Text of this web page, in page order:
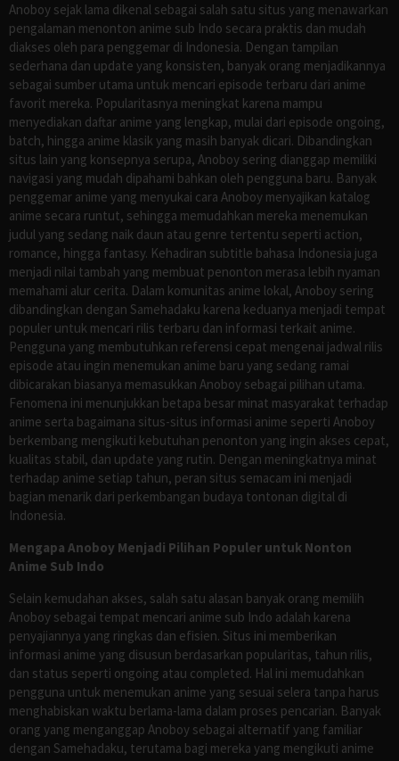
Anoboy sejak lama dikenal sebagai salah satu situs yang menawarkan
pengalaman menonton anime sub Indo secara praktis dan mudah
diakses oleh para penggemar di Indonesia. Dengan tampilan
sederhana dan update yang konsisten, banyak orang menjadikannya
sebagai sumber utama untuk mencari episode terbaru dari anime
favorit mereka. Popularitasnya meningkat karena mampu
menyediakan daftar anime yang lengkap, mulai dari episode ongoing,
batch, hingga anime klasik yang masih banyak dicari. Dibandingkan
situs lain yang konsepnya serupa, Anoboy sering dianggap memiliki
navigasi yang mudah dipahami bahkan oleh pengguna baru. Banyak
penggemar anime yang menyukai cara Anoboy menyajikan katalog
anime secara runtut, sehingga memudahkan mereka menemukan
judul yang sedang naik daun atau genre tertentu seperti action,
romance, hingga fantasy. Kehadiran subtitle bahasa Indonesia juga
menjadi nilai tambah yang membuat penonton merasa lebih nyaman
memahami alur cerita. Dalam komunitas anime lokal, Anoboy sering
dibandingkan dengan Samehadaku karena keduanya menjadi tempat
populer untuk mencari rilis terbaru dan informasi terkait anime.
Pengguna yang membutuhkan referensi cepat mengenai jadwal rilis
episode atau ingin menemukan anime baru yang sedang ramai
dibicarakan biasanya memasukkan Anoboy sebagai pilihan utama.
Fenomena ini menunjukkan betapa besar minat masyarakat terhadap
anime serta bagaimana situs-situs informasi anime seperti Anoboy
berkembang mengikuti kebutuhan penonton yang ingin akses cepat,
kualitas stabil, dan update yang rutin. Dengan meningkatnya minat
terhadap anime setiap tahun, peran situs semacam ini menjadi
bagian menarik dari perkembangan budaya tontonan digital di
Indonesia.
Mengapa Anoboy Menjadi Pilihan Populer untuk Nonton
Anime Sub Indo
Selain kemudahan akses, salah satu alasan banyak orang memilih
Anoboy sebagai tempat mencari anime sub Indo adalah karena
penyajiannya yang ringkas dan efisien. Situs ini memberikan
informasi anime yang disusun berdasarkan popularitas, tahun rilis,
dan status seperti ongoing atau completed. Hal ini memudahkan
pengguna untuk menemukan anime yang sesuai selera tanpa harus
menghabiskan waktu berlama-lama dalam proses pencarian. Banyak
orang yang menganggap Anoboy sebagai alternatif yang familiar
dengan Samehadaku, terutama bagi mereka yang mengikuti anime